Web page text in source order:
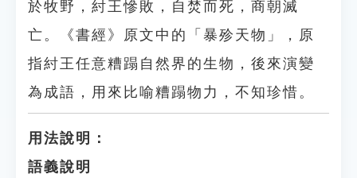
於牧野，紂王慘敗，自焚而死，商朝滅
亡。《書經》原文中的「暴殄天物」，原
指紂王任意糟蹋自然界的生物，後來演變
為成語，用來比喻糟蹋物力，不知珍惜。
用法說明：
語義說明